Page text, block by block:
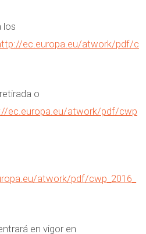
los
ec.europa.eu/atwork/pdf/c
o
ec.europa.eu/atwork/pdf/cwp
atwork/pdf/cwp_2016_
en vigor en